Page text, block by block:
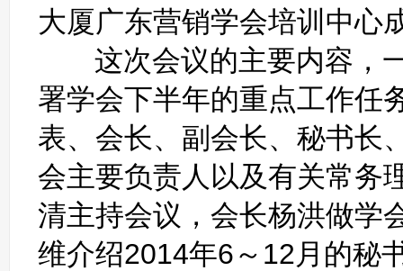
大厦广东营销学会培训中心
这次会议的主要内容，一
署学会下半年的重点工作任
表、会长、副会长、秘书长
会主要负责人以及有关常务
清主持会议，会长杨洪做学
维介绍2014年6～12月的秘